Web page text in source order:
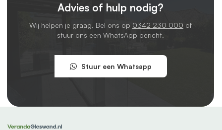
Advies of hulp nodig?
Wij helpen je graag. Bel ons op 0342 230 000 of
stuur ons een WhatsApp bericht.
Stuur een Whatsapp